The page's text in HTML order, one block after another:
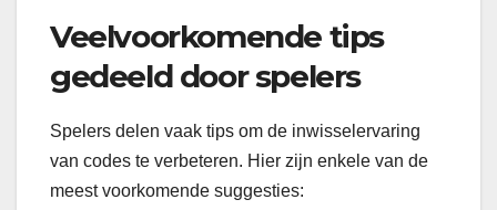
Veelvoorkomende tips
gedeeld door spelers
Spelers delen vaak tips om de inwisselervaring
van codes te verbeteren. Hier zijn enkele van de
meest voorkomende suggesties: